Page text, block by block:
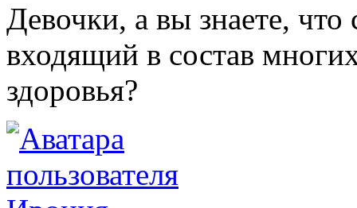
Девочки, а вы знаете, что
входящий в состав
здоровья?